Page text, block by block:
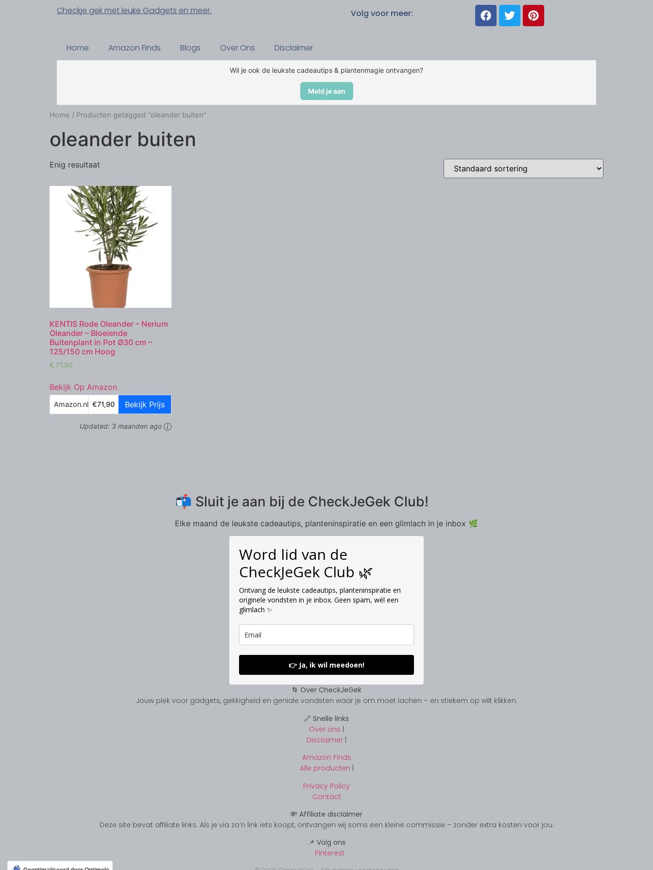
Checkje gek met leuke Gadgets en meer. Volg voor meer:
Home Amazon Finds Blogs Over Ons Disclaimer
Wil je ook de leukste cadeautips & plantenmagie ontvangen?
Meld je aan
Home / Producten getagged “oleander buiten”
oleander buiten
Enig resultaat
KENTIS Rode Oleander – Nerium
Oleander – Bloeiende
Buitenplant in Pot Ø30 cm –
125/150 cm Hoog
€ 71,90
Bekijk Op Amazon
Amazon.nl €71,90 Bekijk Prijs
Updated: 3 maanden ago
📬 Sluit je aan bij de CheckJeGek Club!
Elke maand de leukste cadeautips, planteninspiratie en een glimlach in je inbox 🌿
Word lid van de
CheckJeGek Club 🌿
Ontvang de leukste cadeautips, planteninspiratie en
originele vondsten in je inbox. Geen spam, wél een
glimlach ✨
👉 Ja, ik wil meedoen!
🌀 Over CheckJeGek
Jouw plek voor gadgets, gekkigheid en geniale vondsten waar je om moet lachen – en stiekem op wilt klikken.
🔗 Snelle links
Over ons |
Disclaimer |
Amazon Finds
Alle producten
Privacy Policy
Contact
💸 Affiliate disclaimer
Deze site bevat affiliate links. Als je via zo’n link iets koopt, ontvangen wij soms een kleine commissie – zonder extra kosten voor jou.
📌 Volg ons
Pinterest